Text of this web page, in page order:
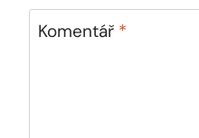
Komentář *